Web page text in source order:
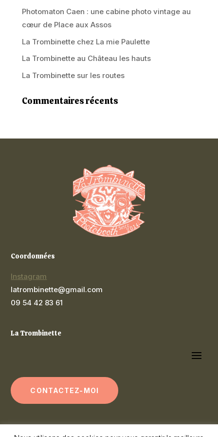
Photomaton Caen : une cabine photo vintage au
cœur de Place aux Assos
La Trombinette chez La mie Paulette
La Trombinette au Château les hauts
La Trombinette sur les routes
Commentaires récents
Coordonnées
Instagram
latrombinette@gmail.com
09 54 42 83 61
La Trombinette
CONTACTEZ-MOI